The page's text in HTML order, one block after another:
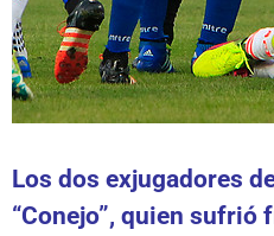
Los dos exjugadores
“Conejo”, quien sufrió